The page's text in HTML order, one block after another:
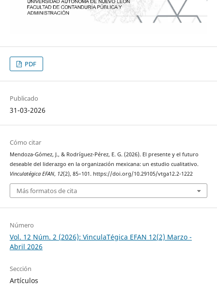
PDF
Publicado
31-03-2026
Cómo citar
Mendoza-Gómez, J., & Rodríguez-Pérez, E. G. (2026). El presente y el futuro
deseable del liderazgo en la organización mexicana: un estudio cualitativo.
Vinculatégica EFAN, 12(2), 85–101. https://doi.org/10.29105/vtga12.2-1222
Más formatos de cita
Número
Vol. 12 Núm. 2 (2026): VinculaTégica EFAN 12(2) Marzo -
Abril 2026
Sección
Artículos